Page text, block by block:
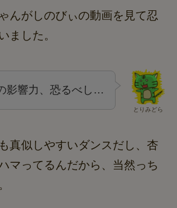
んがしのびぃの動画を見て忍
ました。
とりみどら
影響力、恐るべし…
真似しやすいダンスだし、杏
マってるんだから、当然っち